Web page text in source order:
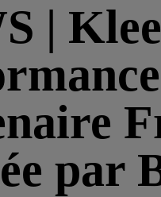
| Klee
par